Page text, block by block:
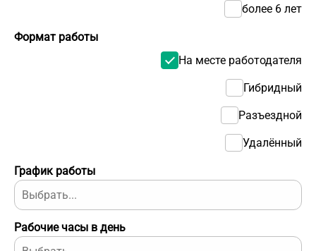
более 6 лет
График работы
Рабочие часы в день
Формат работы
На месте работодателя
Гибридный
Разъездной
Удалённый